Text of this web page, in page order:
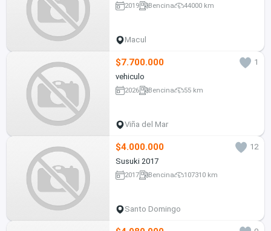
2019 Bencina 44000 km
Macul
$7.700.000
1
vehiculo
2026 Bencina 55 km
Viña del Mar
$4.000.000
12
Susuki 2017
2017 Bencina 107310 km
Santo Domingo